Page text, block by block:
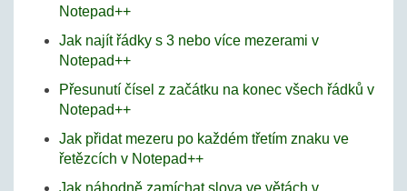
Notepad++
Jak najít řádky s 3 nebo více mezerami v
Notepad++
Přesunutí čísel z začátku na konec všech řádků v
Notepad++
Jak přidat mezeru po každém třetím znaku ve
řetězcích v Notepad++
Jak náhodně zamíchat slova ve větách v